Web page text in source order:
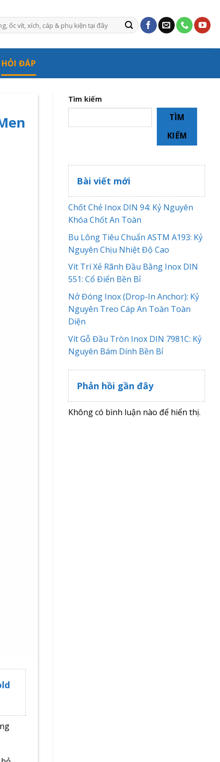
HỎI ĐÁP
Tìm kiếm
TÌM
KIẾM
Bài viết mới
Chốt Chẻ Inox DIN 94: Kỷ Nguyên
Khóa Chốt An Toàn
Bu Lông Tiêu Chuẩn ASTM A193: Kỷ
Nguyên Chịu Nhiệt Độ Cao
Vít Trí Xẻ Rãnh Đầu Bằng Inox DIN
551: Cổ Điển Bền Bỉ
Nở Đóng Inox (Drop-In Anchor): Kỷ
Nguyên Treo Cáp An Toàn Toàn
Diện
Vít Gỗ Đầu Tròn Inox DIN 7981C: Kỷ
Nguyên Bám Dính Bền Bỉ
Phản hồi gần đây
Không có bình luận nào để hiển thị.